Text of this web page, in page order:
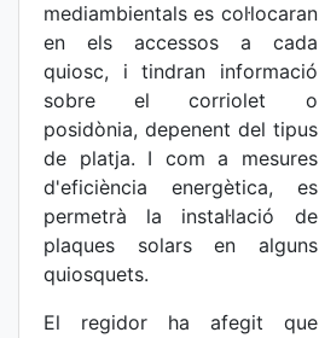
mediambientals es col·locaran
en els accessos a cada
quiosc, i tindran informació
sobre el corriolet o
posidònia, depenent del tipus
de platja. I com a mesures
d'eficiència energètica, es
permetrà la instal·lació de
plaques solars en alguns
quiosquets.
El regidor ha afegit que